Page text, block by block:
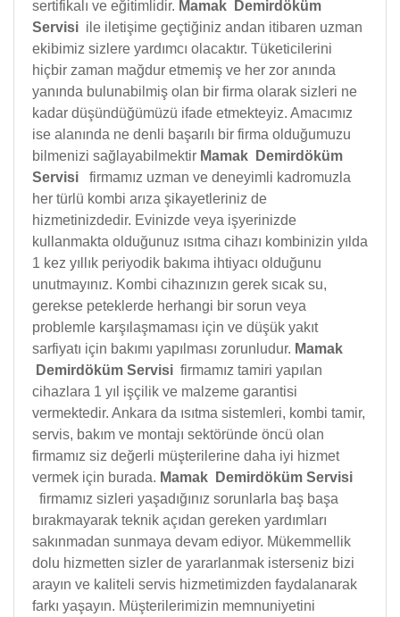
sertifikalı ve eğitimlidir. Mamak Demirdöküm
Servisi ile iletişime geçtiğiniz andan itibaren uzman
ekibimiz sizlere yardımcı olacaktır. Tüketicilerini
hiçbir zaman mağdur etmemiş ve her zor anında
yanında bulunabilmiş olan bir firma olarak sizleri ne
kadar düşündüğümüzü ifade etmekteyiz. Amacımız
ise alanında ne denli başarılı bir firma olduğumuzu
bilmenizi sağlayabilmektir Mamak Demirdöküm
Servisi
firmamız uzman ve deneyimli kadromuzla
her türlü kombi arıza şikayetleriniz de
hizmetinizdedir. Evinizde veya işyerinizde
kullanmakta olduğunuz ısıtma cihazı kombinizin yılda
1 kez yıllık periyodik bakıma ihtiyacı olduğunu
unutmayınız. Kombi cihazınızın gerek sıcak su,
gerekse peteklerde herhangi bir sorun veya
problemle karşılaşmaması için ve düşük yakıt
sarfiyatı için bakımı yapılması zorunludur. Mamak
Demirdöküm Servisi firmamız tamiri yapılan
cihazlara 1 yıl işçilik ve malzeme garantisi
vermektedir. Ankara da ısıtma sistemleri, kombi tamir,
servis, bakım ve montajı sektöründe öncü olan
firmamız siz değerli müşterilerine daha iyi hizmet
vermek için burada. Mamak Demirdöküm Servisi
firmamız sizleri yaşadığınız sorunlarla baş başa
bırakmayarak teknik açıdan gereken yardımları
sakınmadan sunmaya devam ediyor. Mükemmellik
dolu hizmetten sizler de yararlanmak isterseniz bizi
arayın ve kaliteli servis hizmetimizden faydalanarak
farkı yaşayın. Müşterilerimizin memnuniyetini